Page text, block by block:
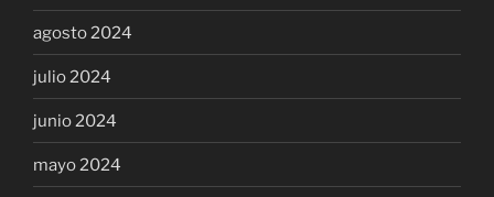
agosto 2024
julio 2024
junio 2024
mayo 2024